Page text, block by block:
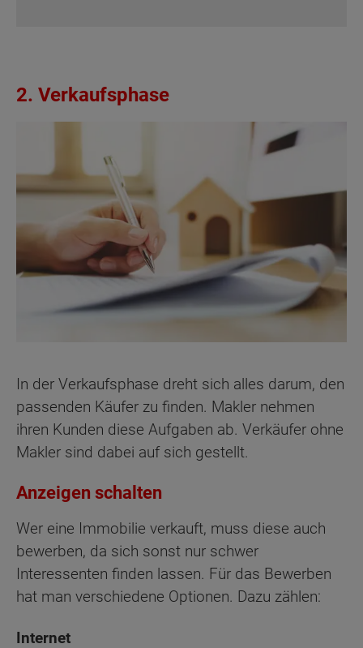
2. Verkaufsphase
In der Verkaufsphase dreht sich alles darum, den
passenden Käufer zu finden. Makler nehmen
ihren Kunden diese Aufgaben ab. Verkäufer ohne
Makler sind dabei auf sich gestellt.
Anzeigen schalten
Wer eine Immobilie verkauft, muss diese auch
bewerben, da sich sonst nur schwer
Interessenten finden lassen. Für das Bewerben
hat man verschiedene Optionen. Dazu zählen:
Internet